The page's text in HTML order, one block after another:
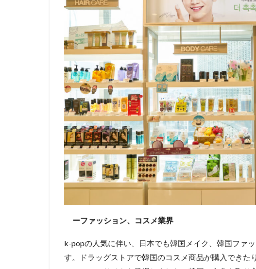
ーファッション、コスメ業界
k-popの人気に伴い、日本でも韓国メイク、韓国ファ
す。ドラッグストアで韓国のコスメ商品が購入できた